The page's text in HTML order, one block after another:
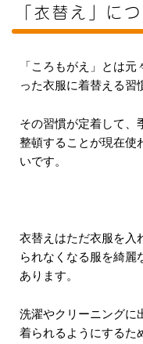
「衣替え」につ
「ころもがえ」とは
った衣服に着替える習
その習慣が定着して、
整頓することが現在使
いです。
衣替えはただ衣服を入
られなくなる服を綺麗
あります。
洗濯やクリーニングに
着られるようにするた